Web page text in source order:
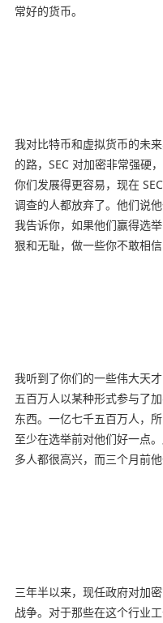
常好的货币。
我对比特币和虚拟货币的未
的路，SEC 对加密非常强硬
你们发展得更容易，现在
调查的人都放弃了。他们说
我告诉你，如果他们赢得选
狠和无耻，做一些你不敢相信
我听到了你们的一些伟大天
五百万人以某种形式参与了
东西。一亿七千五百万人，
至少在选举前对他们好一点
多人都很高兴，而三个月前他
三年半以来，现任政府对加
战争。对于那些在这个行业